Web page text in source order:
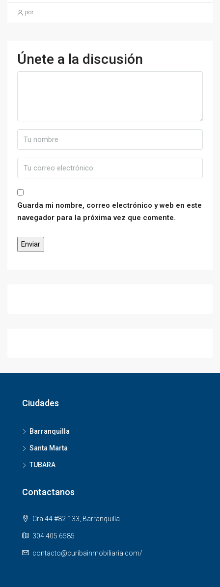
por
Únete a la discusión
Guarda mi nombre, correo electrónico y web en este
navegador para la próxima vez que comente.
Ciudades
Barranquilla
Santa Marta
TUBARA
Contactanos
Cra 44 #82-133, Barranquilla
304 405 6585
contacto@curibainmobiliaria.com/